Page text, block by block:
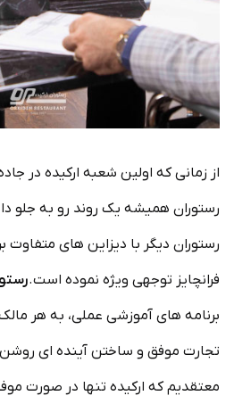
از زمانی که اولین شعبه ارکیده در
رستوران دیگر با دیزاین های متفاوت
فرانچایز توجهی ویژه نموده است.
برنامه های آموزشی عملی، به هر
تجارت موفق و ساختن آینده ای
معتقدیم که ارکیده تنها در صورت